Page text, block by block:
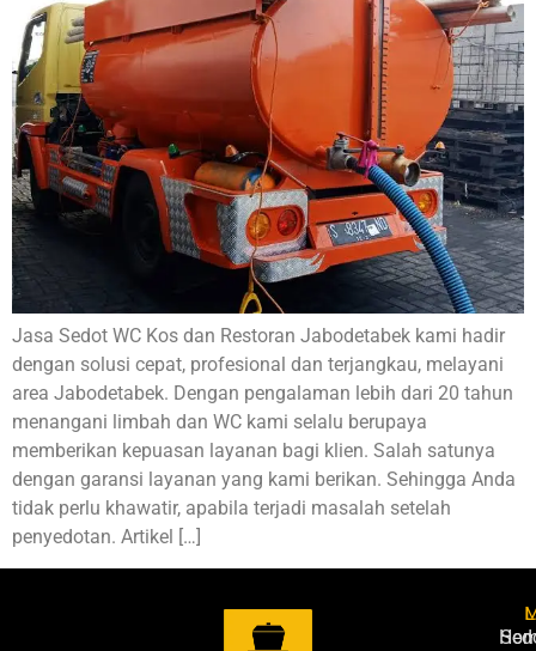
Jasa Sedot WC Kos dan Restoran Jabodetabek kami hadir
dengan solusi cepat, profesional dan terjangkau, melayani
area Jabodetabek. Dengan pengalaman lebih dari 20 tahun
menangani limbah dan WC kami selalu berupaya
memberikan kepuasan layanan bagi klien. Salah satunya
dengan garansi layanan yang kami berikan. Sehingga Anda
tidak perlu khawatir, apabila terjadi masalah setelah
penyedotan. Artikel […]